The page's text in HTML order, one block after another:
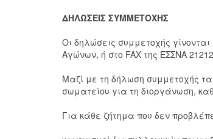
ΔΗΛΩΣΕΙΣ ΣΥΜΜΕΤΟΧΗΣ
Οι δηλώσεις συμμετοχής
Αγώνων, ή στο FAX της ΕΣΣΝΑ
Μαζί με τη δήλωση συμμετοχής
σωματείου για τη διοργάνωση,
Για κάθε ζήτημα που δεν